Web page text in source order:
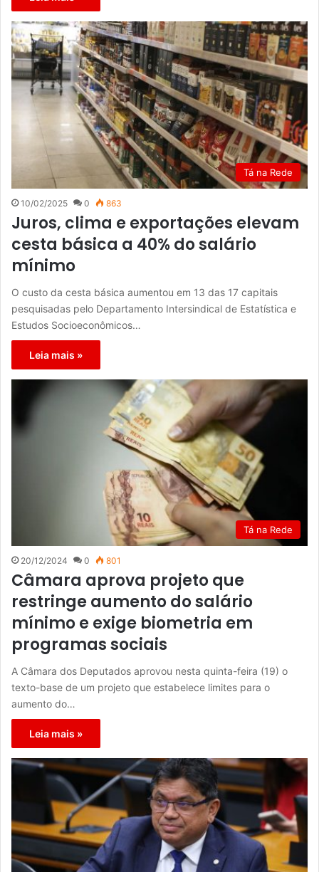
Tá na Rede
10/02/2025 0 863
Juros, clima e exportações elevam
cesta básica a 40% do salário
mínimo
O custo da cesta básica aumentou em 13 das 17 capitais
pesquisadas pelo Departamento Intersindical de Estatística e
Estudos Socioeconômicos…
Leia mais »
Tá na Rede
20/12/2024 0 801
Câmara aprova projeto que
restringe aumento do salário
mínimo e exige biometria em
programas sociais
A Câmara dos Deputados aprovou nesta quinta-feira (19) o
texto-base de um projeto que estabelece limites para o
aumento do…
Leia mais »